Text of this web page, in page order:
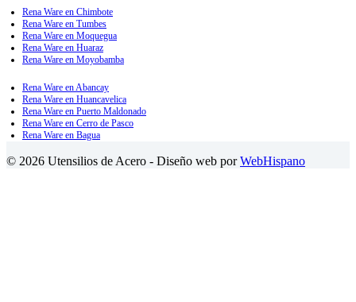
Rena Ware en Chimbote
Rena Ware en Tumbes
Rena Ware en Moquegua
Rena Ware en Huaraz
Rena Ware en Moyobamba
Rena Ware en Abancay
Rena Ware en Huancavelica
Rena Ware en Puerto Maldonado
Rena Ware en Cerro de Pasco
Rena Ware en Bagua
© 2026 Utensilios de Acero - Diseño web porWebHispano